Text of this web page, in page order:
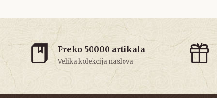
Preko 50000 artikala
Velika kolekcija naslova